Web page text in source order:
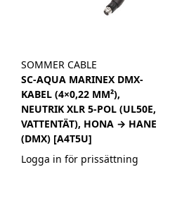
SOMMER CABLE
SC-AQUA MARINEX DMX-
KABEL (4×0,22 MM²),
NEUTRIK XLR 5-POL (UL50E,
VATTENTÄT), HONA → HANE
(DMX) [A4T5U]
Logga in för prissättning